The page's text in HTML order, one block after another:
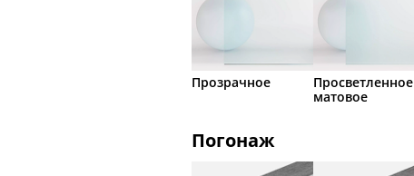
Прозрачное
Просветленное
матовое
Погонаж